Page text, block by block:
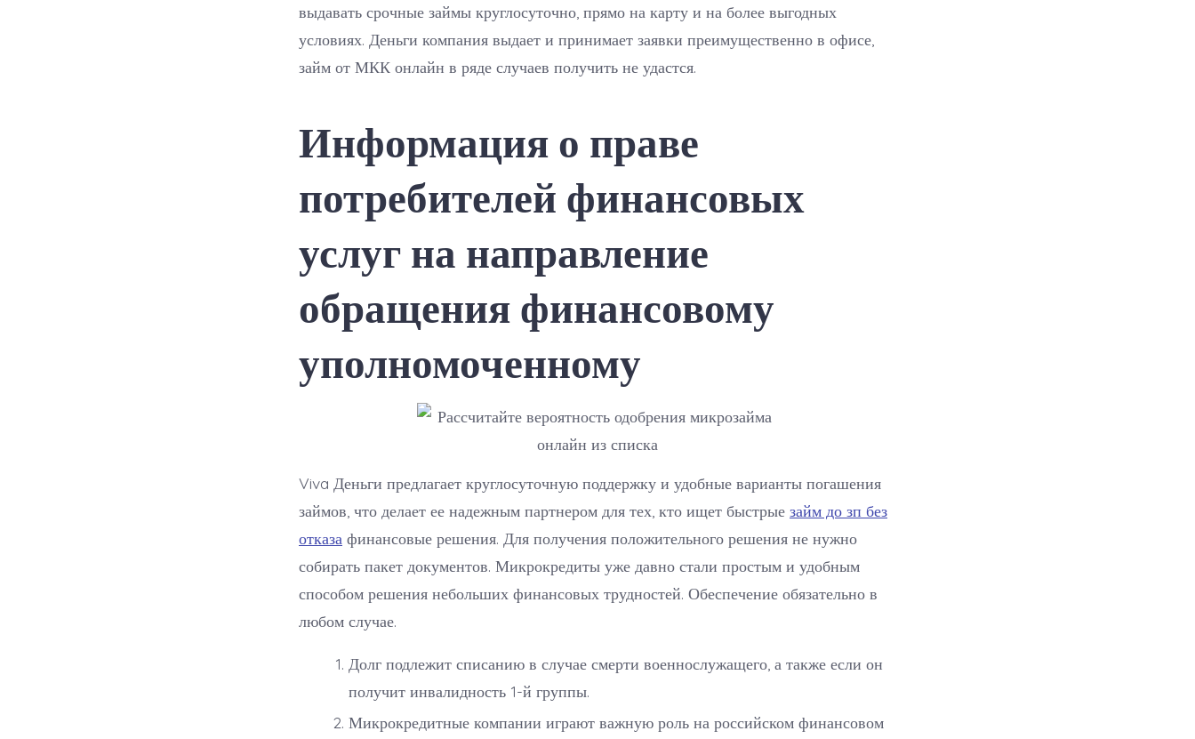
выдавать срочные займы круглосуточно, прямо на карту и на более выгодных
условиях. Деньги компания выдает и принимает заявки преимущественно в офисе,
займ от МКК онлайн в ряде случаев получить не удастся.
Информация о праве
потребителей финансовых
услуг на направление
обращения финансовому
уполномоченному
Viva Деньги предлагает круглосуточную поддержку и удобные варианты погашения
займов, что делает ее надежным партнером для тех, кто ищет быстрые займ до зп без
отказа финансовые решения. Для получения положительного решения не нужно
собирать пакет документов. Микрокредиты уже давно стали простым и удобным
способом решения небольших финансовых трудностей. Обеспечение обязательно в
любом случае.
Долг подлежит списанию в случае смерти военнослужащего, а также если он
получит инвалидность 1-й группы.
Микрокредитные компании играют важную роль на российском финансовом